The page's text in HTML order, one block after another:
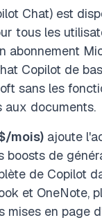
Chat) est
tous les
abonnement
Copilot de
sans les
aux documents.
mois) ajoute
boosts de
de Copilot
et OneNote,
mises en page